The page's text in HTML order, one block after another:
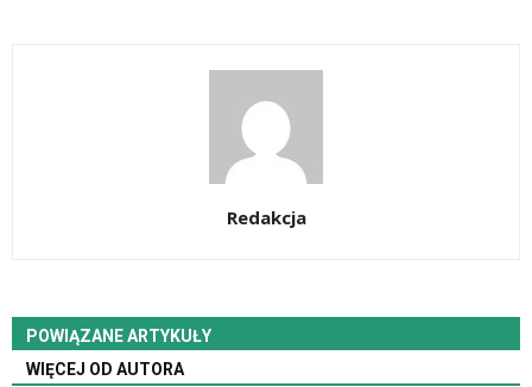
Redakcja
POWIĄZANE ARTYKUŁY
WIĘCEJ OD AUTORA